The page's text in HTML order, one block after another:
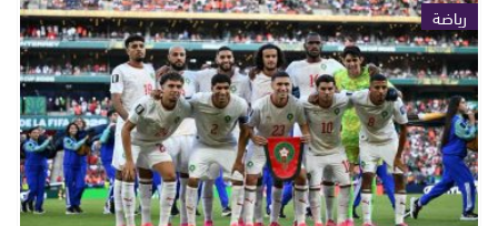
رياضة